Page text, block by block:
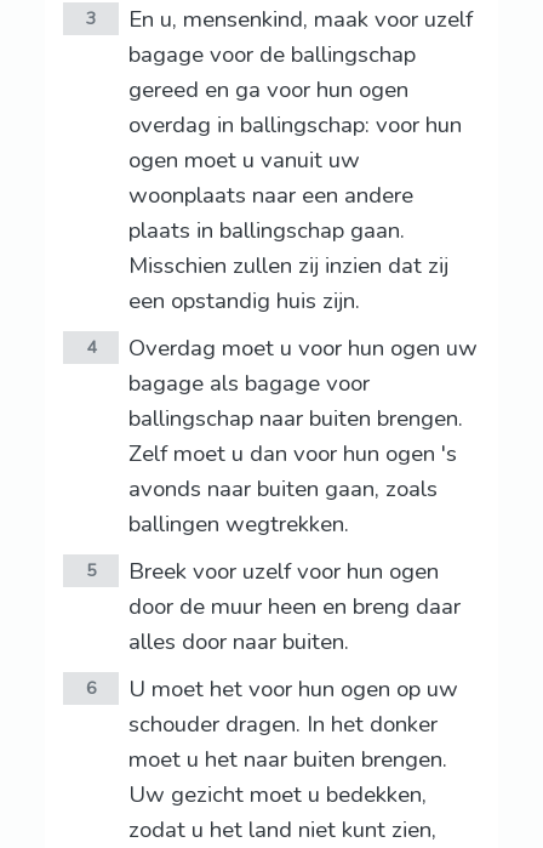
3
En u, mensenkind, maak voor uzelf
bagage voor de ballingschap
gereed en ga voor hun ogen
overdag in ballingschap: voor hun
ogen moet u vanuit uw
woonplaats naar een andere
plaats in ballingschap gaan.
Misschien zullen zij inzien dat zij
een opstandig huis zijn.
4
Overdag moet u voor hun ogen uw
bagage als bagage voor
ballingschap naar buiten brengen.
Zelf moet u dan voor hun ogen 's
avonds naar buiten gaan, zoals
ballingen wegtrekken.
5
Breek voor uzelf voor hun ogen
door de muur heen en breng daar
alles door naar buiten.
6
U moet het voor hun ogen op uw
schouder dragen. In het donker
moet u het naar buiten brengen.
Uw gezicht moet u bedekken,
zodat u het land niet kunt zien,